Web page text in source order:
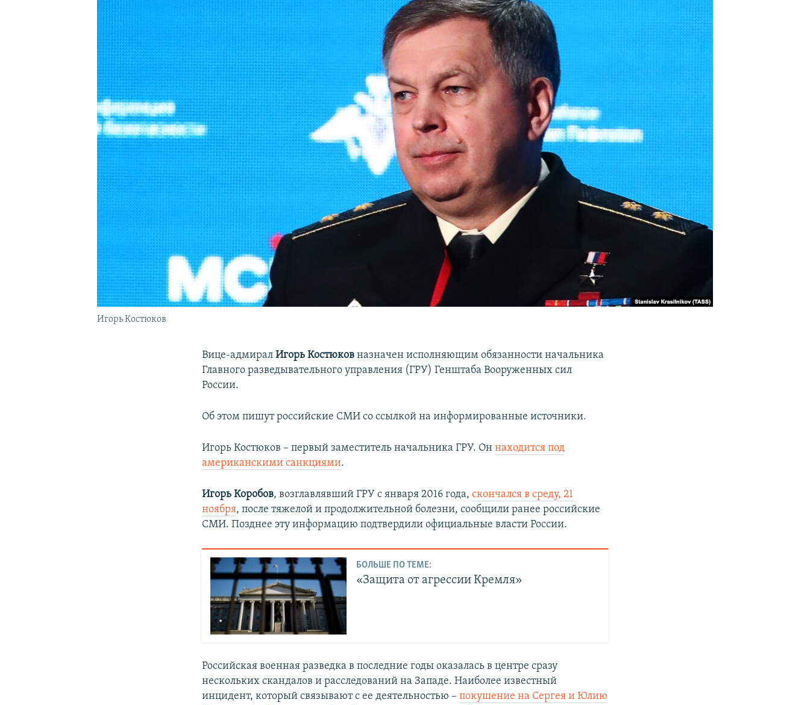
УКРАИНСКАЯ ПРОБЛЕМА КРЫМА
Игорь Костюков
Вице-адмиралИгорь Костюков назначен исполняющим обязанности начальника
Главного разведывательного управления (ГРУ) Генштаба Вооруженных сил
России.
Об этом пишут российские СМИ со ссылкой на информированные источники.
Игорь Костюков – первый заместитель начальника ГРУ. Оннаходится под
американскими санкциями.
Игорь Коробов, возглавлявший ГРУ с января 2016 года,скончался в среду, 21
ноября, после тяжелой и продолжительной болезни, сообщили ранее российские
СМИ. Позднее эту информацию подтвердили официальные власти России.
БОЛЬШЕ ПО ТЕМЕ:
«Защита от агрессии Кремля»
Российская военная разведка в последние годы оказалась в центре сразу
нескольких скандалов и расследований на Западе. Наиболее известный
инцидент, который связывают с ее деятельностью –покушение на Сергея и Юлию